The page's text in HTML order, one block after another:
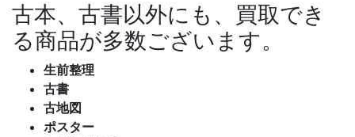
古本、古書以外にも、買取でき
る商品が多数ございます。
生前整理
古書
古地図
ポスター